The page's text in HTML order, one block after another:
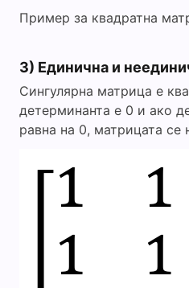
Пример за квадратна
3) Единична и
Сингулярна матрица е
детерминанта е 0 и ако
равна на 0, матрицата се